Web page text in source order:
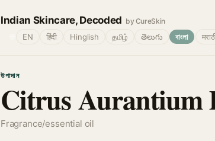
Indian Skincare, Decoded by CureSkin
EN हिंदी Hinglish தமிழ் తెలుగు বাংলা
উপাদান
Citrus Aurantium
Fragrance/essential oil